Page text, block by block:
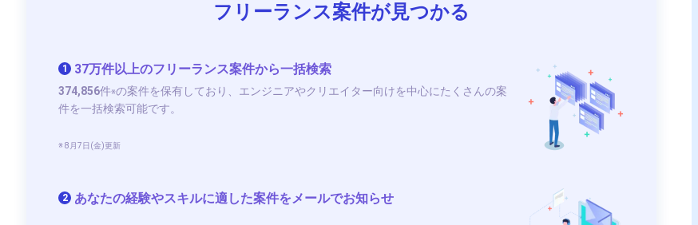
フリーランス案件が見つかる
1 37万件以上のフリーランス案件から一括検索
374,856件※の案件を保有しており、エンジニアやクリエイター向けを中心にたくさんの案
件を一括検索可能です。
※ 8月7日(金)更新
2 あなたの経験やスキルに適した案件をメールでお知らせ